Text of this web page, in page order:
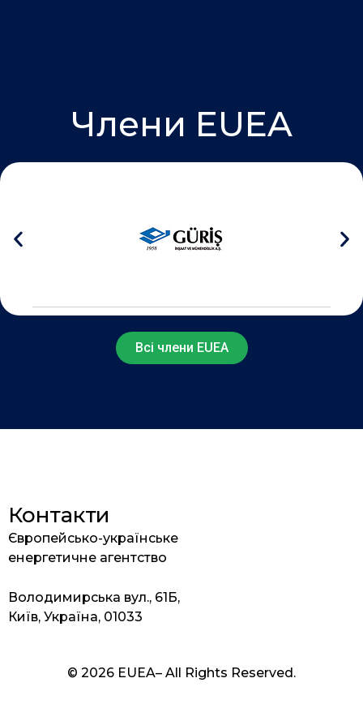
Члени EUEA
Всі члени EUEA
Контакти
Європейсько-українське
енергетичне агентство
Володимирська вул., 61Б,
Київ, Україна, 01033
© 2026 EUEA– All Rights Reserved.